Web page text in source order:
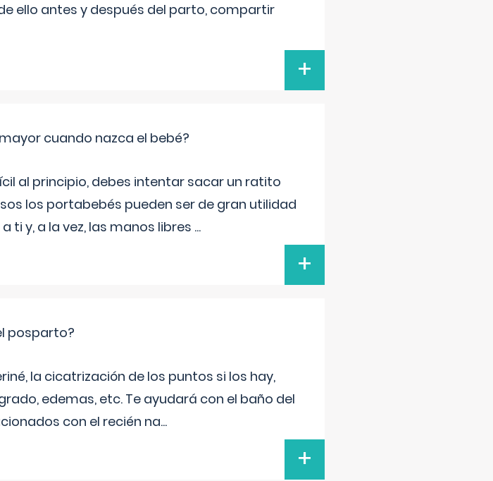
ello antes y después del parto, compartir
+
cuando nazca el bebé?
al principio, debes intentar sacar un ratito
los portabebés pueden ser de gran utilidad
ti y, a la vez, las manos libres ...
+
posparto?
la cicatrización de los puntos si los hay,
edemas, etc. Te ayudará con el baño del
con el recién na...
+